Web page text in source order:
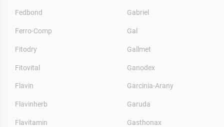
Fedbond
Ferro-Comp
Fitodry
Fitovital
Flavin
Flavinherb
Flavitamin
Gabriel
Gal
Gallmet
Ganodex
Garcinia-Arany
Garuda
Gasthonax